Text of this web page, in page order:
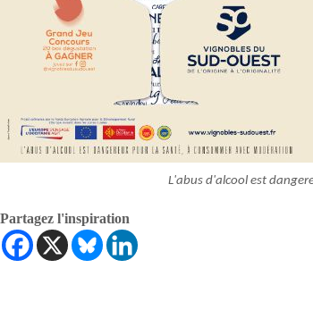
L'abus d'alcool est
Partagez l'inspiration